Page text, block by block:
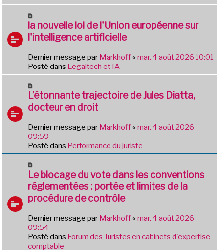
s
g
e
o
u
v
a
u
s
s
g
e
la nouvelle loi de l'Union européenne sur
l'intelligence artificielle
Dernier message par Markhoff« mar. 4 août 2026 10:01
Posté dans Legaltech et IA
o
u
v
a
u
m
s
a
g
L’étonnante trajectoire de Jules Diatta,
docteur en droit
Dernier message par Markhoff« mar. 4 août 2026
09:59
Posté dans Performance du juriste
o
u
v
e
u
m
e
s
Le blocage du vote dans les conventions
réglementées : portée et limites de la
procédure de contrôle
Dernier message par Markhoff« mar. 4 août 2026
09:54
Posté dans Forum des Juristes en cabinets d'expertise
comptable